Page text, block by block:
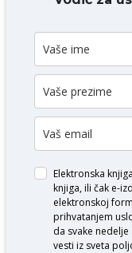
Elektronska
knjiga, ili čak e-
elektronskoj
prihvatanjem
da svake
vesti iz sveta